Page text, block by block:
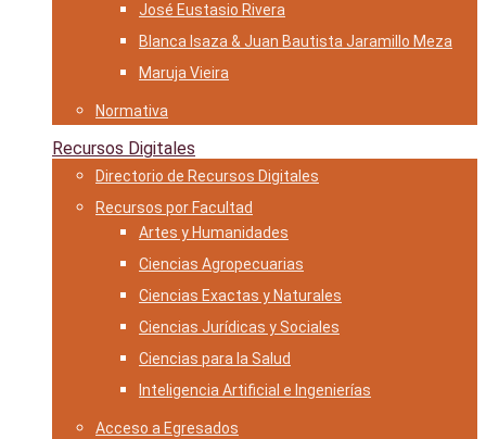
José Eustasio Rivera
Blanca Isaza & Juan Bautista Jaramillo Meza
Maruja Vieira
Normativa
Recursos Digitales
Directorio de Recursos Digitales
Recursos por Facultad
Artes y Humanidades
Ciencias Agropecuarias
Ciencias Exactas y Naturales
Ciencias Jurídicas y Sociales
Ciencias para la Salud
Inteligencia Artificial e Ingenierías
Acceso a Egresados